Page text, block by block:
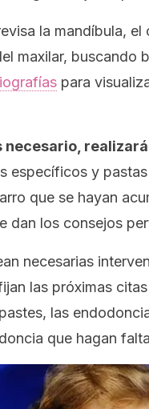
la mandíbula,
maxilar, buscando
para
necesario,
específicos y
que se hayan
dan los consejos
necesarias
las próximas
las
que hagan